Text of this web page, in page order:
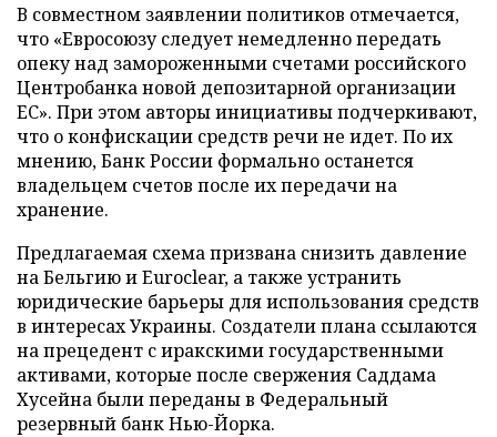
В совместном заявлении политиков отмечается,
что «Евросоюзу следует немедленно передать
опеку над замороженными счетами российского
Центробанка новой депозитарной организации
ЕС». При этом авторы инициативы подчеркивают,
что о конфискации средств речи не идет. По их
мнению, Банк России формально останется
владельцем счетов после их передачи на
хранение.
Предлагаемая схема призвана снизить давление
на Бельгию и Euroclear, а также устранить
юридические барьеры для использования средств
в интересах Украины. Создатели плана ссылаются
на прецедент с иракскими государственными
активами, которые после свержения Саддама
Хусейна были переданы в Федеральный
резервный банк Нью-Йорка.